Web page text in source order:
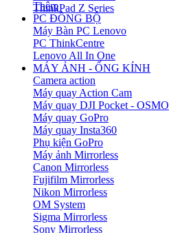
ThinkPad Z Series
Thêm
PC ĐỒNG BỘ
Máy Bàn PC Lenovo
PC ThinkCentre
Lenovo All In One
MÁY ẢNH - ỐNG KÍNH
Camera action
Máy quay Action Cam
Máy quay DJI Pocket - OSMO
Máy quay GoPro
Máy quay Insta360
Phụ kiện GoPro
Máy ảnh Mirrorless
Canon Mirrorless
Fujifilm Mirrorless
Nikon Mirrorless
OM System
Sigma Mirrorless
Sony Mirrorless